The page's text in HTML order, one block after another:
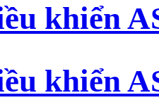
khiển
khiển